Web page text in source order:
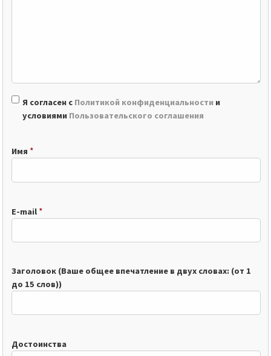
Я согласен с Политикой конфиденциальности и
условиями Пользовательского соглашения
Имя *
E-mail *
Заголовок (Ваше общее впечатление в двух словах: (от 1
до 15 слов))
Достоинства